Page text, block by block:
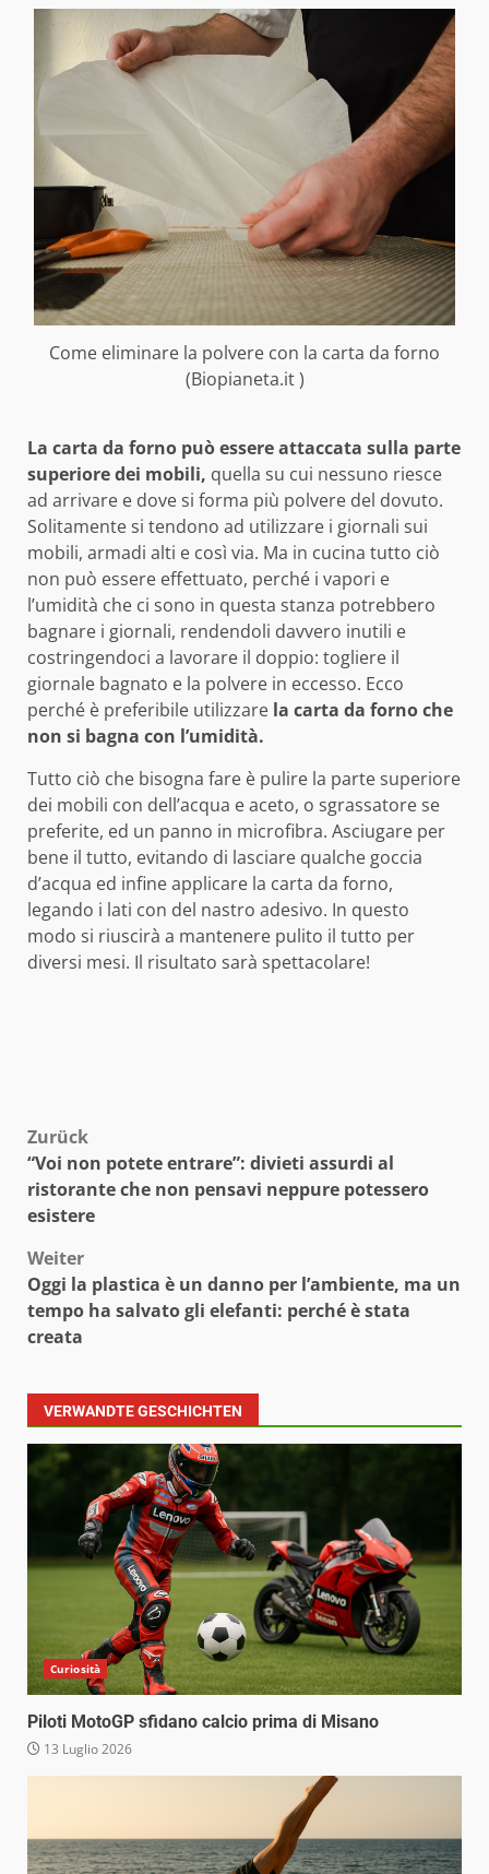
Come eliminare la polvere con la carta da forno
(Biopianeta.it )
La carta da forno può essere attaccata sulla parte
superiore dei mobili, quella su cui nessuno riesce
ad arrivare e dove si forma più polvere del dovuto.
Solitamente si tendono ad utilizzare i giornali sui
mobili, armadi alti e così via. Ma in cucina tutto ciò
non può essere effettuato, perché i vapori e
l’umidità che ci sono in questa stanza potrebbero
bagnare i giornali, rendendoli davvero inutili e
costringendoci a lavorare il doppio: togliere il
giornale bagnato e la polvere in eccesso. Ecco
perché è preferibile utilizzare la carta da forno che
non si bagna con l’umidità.
Tutto ciò che bisogna fare è pulire la parte superiore
dei mobili con dell’acqua e aceto, o sgrassatore se
preferite, ed un panno in microfibra. Asciugare per
bene il tutto, evitando di lasciare qualche goccia
d’acqua ed infine applicare la carta da forno,
legando i lati con del nastro adesivo. In questo
modo si riuscirà a mantenere pulito il tutto per
diversi mesi. Il risultato sarà spettacolare!
Beitragsnavigation
Zurück
“Voi non potete entrare”: divieti assurdi al
ristorante che non pensavi neppure potessero
esistere
Weiter
Oggi la plastica è un danno per l’ambiente, ma un
tempo ha salvato gli elefanti: perché è stata
creata
VERWANDTE GESCHICHTEN
Curiosità
Piloti MotoGP sfidano calcio prima di Misano
13 Luglio 2026